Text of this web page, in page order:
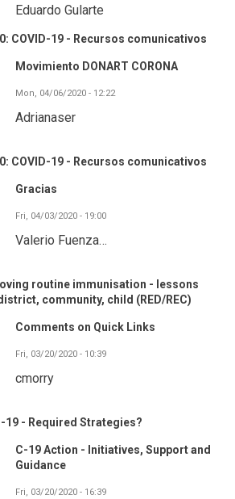
Eduardo Gularte
COVID-19 - Recursos comunicativos
Movimiento DONART CORONA
Mon, 04/06/2020 - 12:22
Adrianaser
COVID-19 - Recursos comunicativos
Gracias
Fri, 04/03/2020 - 19:00
Valerio Fuenza…
routine immunisation - lessons
community, child (RED/REC)
Comments on Quick Links
Fri, 03/20/2020 - 10:39
cmorry
19 - Required Strategies?
C-19 Action - Initiatives, Support and
Guidance
Fri, 03/20/2020 - 16:39